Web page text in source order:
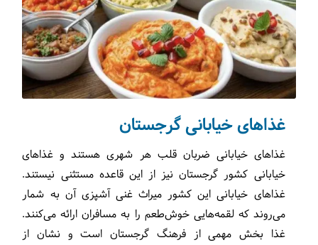
غذاهای خیابانی گرجستان
غذاهای خیابانی ضربان قلب هر شهری هستند و غذاهای
خیابانی کشور گرجستان نیز از این قاعده مستثنی نیستند.
غذاهای خیابانی این کشور میراث غنی آشپزی آن به شمار
می‌روند که لقمه‌هایی خوش‌طعم را به مسافران ارائه می‌کنند.
غذا بخش مهمی از فرهنگ گرجستان است و نشان از